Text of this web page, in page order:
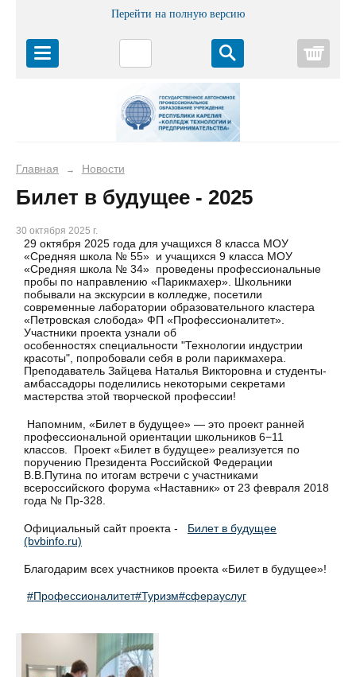
Перейти на полную версию
Главная → Новости
Билет в будущее - 2025
30 октября 2025 г.
29 октября 2025 года для учащихся 8 класса МОУ
«Средняя школа № 55» и учащихся 9 класса МОУ
«Средняя школа № 34» проведены профессиональные
пробы по направлению «Парикмахер». Школьники
побывали на экскурсии в колледже, посетили
современные лаборатории образовательного кластера
«Петровская слобода» ФП «Профессионалитет».
Участники проекта узнали об
особенностях специальности "Технологии индустрии
красоты", попробовали себя в роли парикмахера.
Преподаватель Зайцева Наталья Викторовна и студенты-
амбассадоры поделились некоторыми секретами
мастерства этой творческой профессии!
Напомним, «Билет в будущее» — это проект ранней
профессиональной ориентации школьников 6−11
классов. Проект «Билет в будущее» реализуется по
поручению Президента Российской Федерации
В.В.Путина по итогам встречи с участниками
всероссийского форума «Наставник» от 23 февраля 2018
года № Пр-328.
Официальный сайт проекта - Билет в будущее
(bvbinfo.ru)
Благодарим всех участников проекта «Билет в будущее»!
#Профессионалитет#Туризм#сферауслуг